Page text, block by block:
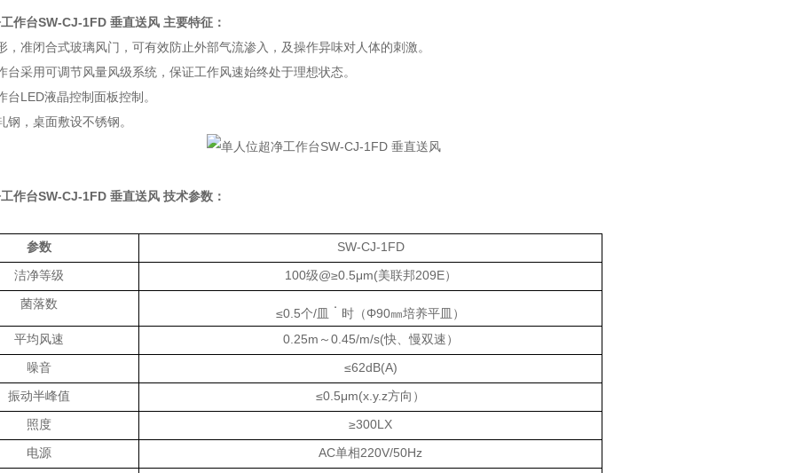
作台SW-CJ-1FD 垂直送风 主要特征：
，准闭合式玻璃风门，可有效防止外部气流渗入，及操作异味对人体的刺激。
台采用可调节风量风级系统，保证工作风速始终处于理想状态。
台LED液晶控制面板控制。
钢，桌面敷设不锈钢。
作台SW-CJ-1FD 垂直送风 技术参数：
参数 SW-CJ-1 FD
洁净等级
100级@≥0.5μm(美联邦209E）
菌落数
≤0.5个/皿
．
时（Φ90㎜培养平皿）
平均风速
0.25m～0.45/m/s(快、慢双速）
噪音
≤62dB(A)
振动半峰值
≤0.5μm(x.y.z方向）
照度
≥300LX
电源
AC单相220V/50Hz